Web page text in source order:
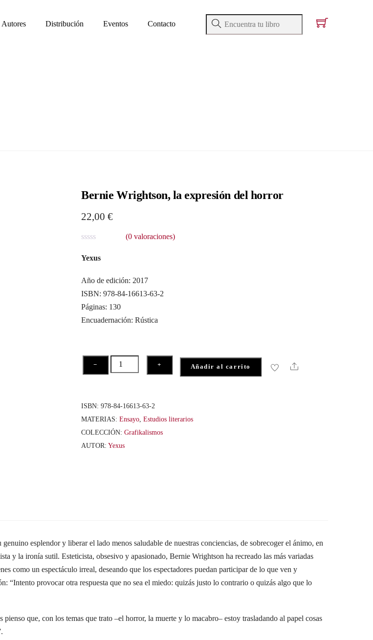
Autores Distribución Eventos Contacto
Bernie Wrightson, la expresión del horror
22,00€
a
r
d
o
c
o
5
(0valoraciones)
Yexus
Año de edición: 2017
ISBN: 978-84-16613-63-2
Páginas: 130
Encuadernación: Rústica
−
Bernie
Wrightson,
horror
+ Añadir al carrito Share
ISBN:978-84-16613-63-2
MATERIAS:Ensayo ,Estudios literarios
COLECCIÓN:Grafikalismos
AUTOR:Yexus
esplendor y liberar el lado menos saludable de nuestras conciencias, de sobrecoger el ánimo, en
y la ironía sutil. Esteticista, obsesivo y apasionado, Bernie Wrightson ha recreado las más variadas
como un espectáculo irreal, deseando que los espectadores puedan participar de lo que ven y
“Intento provocar otra respuesta que no sea el miedo: quizás justo lo contrario o quizás algo que lo
que, con los temas que trato –el horror, la muerte y lo macabro– estoy trasladando al papel cosas